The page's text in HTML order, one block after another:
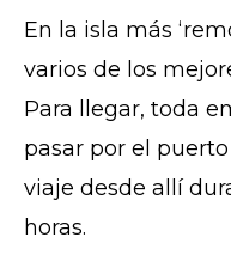
En la isla más
varios de los
Para llegar, toda
pasar por el
viaje desde allí
horas.